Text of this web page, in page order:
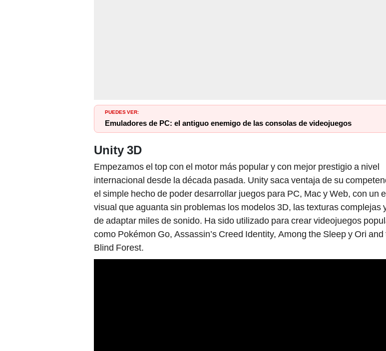
PUEDES VER:
Emuladores de PC: el antiguo enemigo de las consolas de videojuegos
Unity 3D
Empezamos el top con el motor más popular y con mejor prestigio a nivel
internacional desde la década pasada. Unity saca ventaja de su
el simple hecho de poder desarrollar juegos para PC, Mac y Web, con un
visual que aguanta sin problemas los modelos 3D, las texturas complejas
de adaptar miles de sonido. Ha sido utilizado para crear videojuegos
como Pokémon Go, Assassin’s Creed Identity, Among the Sleep y Ori and
Blind Forest.